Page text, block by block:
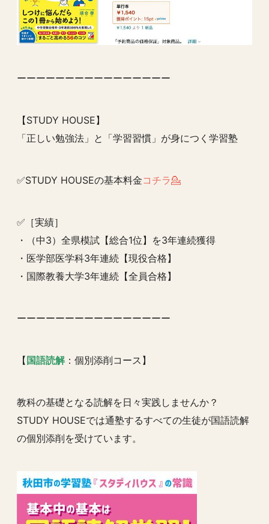
ーーーーーーーーーーーーーーーー
【STUDY HOUSE】
「正しい勉強法」と「学習習慣」が身につく学習塾
✅STUDY HOUSEの基本料金コチラ💁
✅［実績］
・（中3）全県模試【総合1位】を3年連続獲得
・医学部医学科3年連続【現役合格】
・国際教養大学3年連続【全員合格】
ーーーーーーーーーーーーーーーー
【 国語読解：個別添削コース】
教科の基礎となる読解を日々実践しませんか？
STUDY HOUSEでは通塾するすべての生徒が国語読解
の個別添削を受けています。